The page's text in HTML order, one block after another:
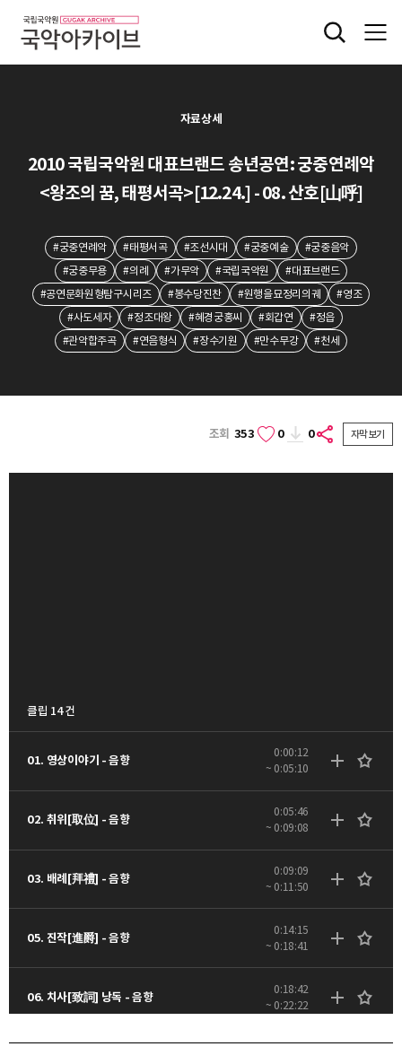
자료상세
2010 국립국악원 대표브랜드 송년공연: 궁중연례악
<왕조의 꿈, 태평서곡>[12.24.] - 08. 산호[山呼]
#궁중연례악 #태평서곡 #조선시대 #궁중예술
#궁중음악
#궁중무용
#의례 #가무악 #국립국악원
#대표브랜드
#공연문화원형탐구시리즈
#봉수당진찬 #원행을묘정리의궤
#영조
#사도세자
#정조대왕 #혜경궁홍씨 #회갑연
#정읍
#관악합주곡
#연음형식 #장수기원 #만수무강 #천세
조회 353 0 0 자막보기
클립 14 건
01. 영상이야기 - 음향
0:00:12
~ 0:05:10
02. 취위[取位] - 음향
0:05:46
~ 0:09:08
03. 배례[拜禮] - 음향
0:09:09
~ 0:11:50
05. 진작[進爵] - 음향
0:14:15
~ 0:18:41
06. 치사[致詞] 낭독 - 음향
0:18:42
~ 0:22:22
0:22:23